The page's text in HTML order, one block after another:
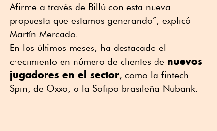
Afirme a través de Billú con esta nueva
propuesta que estamos generando”, explicó
Martín Mercado.
En los últimos meses, ha destacado el
crecimiento en número de clientes de nuevos
jugadores en el sector, como la fintech
Spin, de Oxxo, o la Sofipo brasileña Nubank.